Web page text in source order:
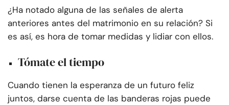
¿Ha notado alguna de las señales de alerta
anteriores antes del matrimonio en su relación? Si
es así, es hora de tomar medidas y lidiar con ellos.
Tómate el tiempo
Cuando tienen la esperanza de un futuro feliz
juntos, darse cuenta de las banderas rojas puede